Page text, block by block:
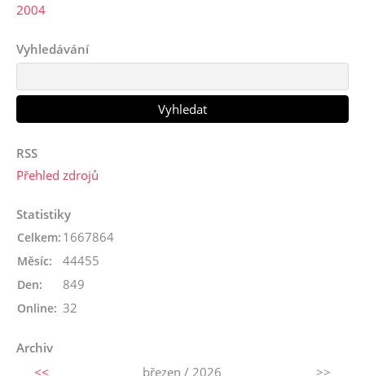
2004
Vyhledávání
RSS
Přehled zdrojů
Statistiky
Online: 32
Celkem: 1667864
Měsíc: 44455
Den: 849
Archiv
<<
březen / 2026 >>